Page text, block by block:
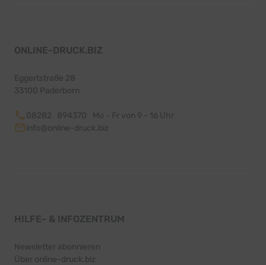
ONLINE-DRUCK.BIZ
Eggertstraße 28
33100 Paderborn
08282 894370
Mo - Fr von 9 - 16 Uhr
info@online-druck.biz
HILFE- & INFOZENTRUM
Newsletter abonnieren
Über online-druck.biz